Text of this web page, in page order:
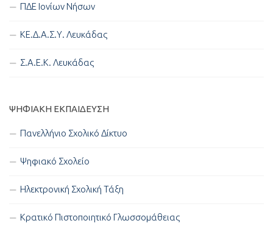
ΠΔΕ Ιονίων Νήσων
ΚΕ.Δ.Α.Σ.Υ. Λευκάδας
Σ.Α.Ε.Κ. Λευκάδας
ΨΗΦΙΑΚΉ ΕΚΠΑΊΔΕΥΣΗ
Πανελλήνιο Σχολικό Δίκτυο
Ψηφιακό Σχολείο
Ηλεκτρονική Σχολική Τάξη
Κρατικό Πιστοποιητικό Γλωσσομάθειας